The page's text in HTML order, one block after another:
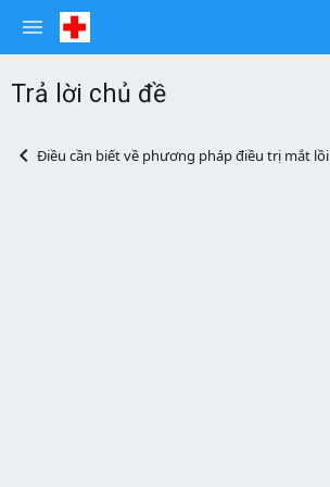
Trả lời chủ đề
Điều cần biết về phương pháp điều trị mắt lồi